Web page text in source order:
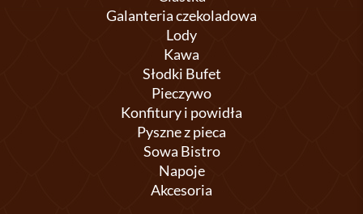
Galanteria czekoladowa
Lody
Kawa
Słodki Bufet
Pieczywo
Konfitury i powidła
Pyszne z pieca
Sowa Bistro
Napoje
Akcesoria